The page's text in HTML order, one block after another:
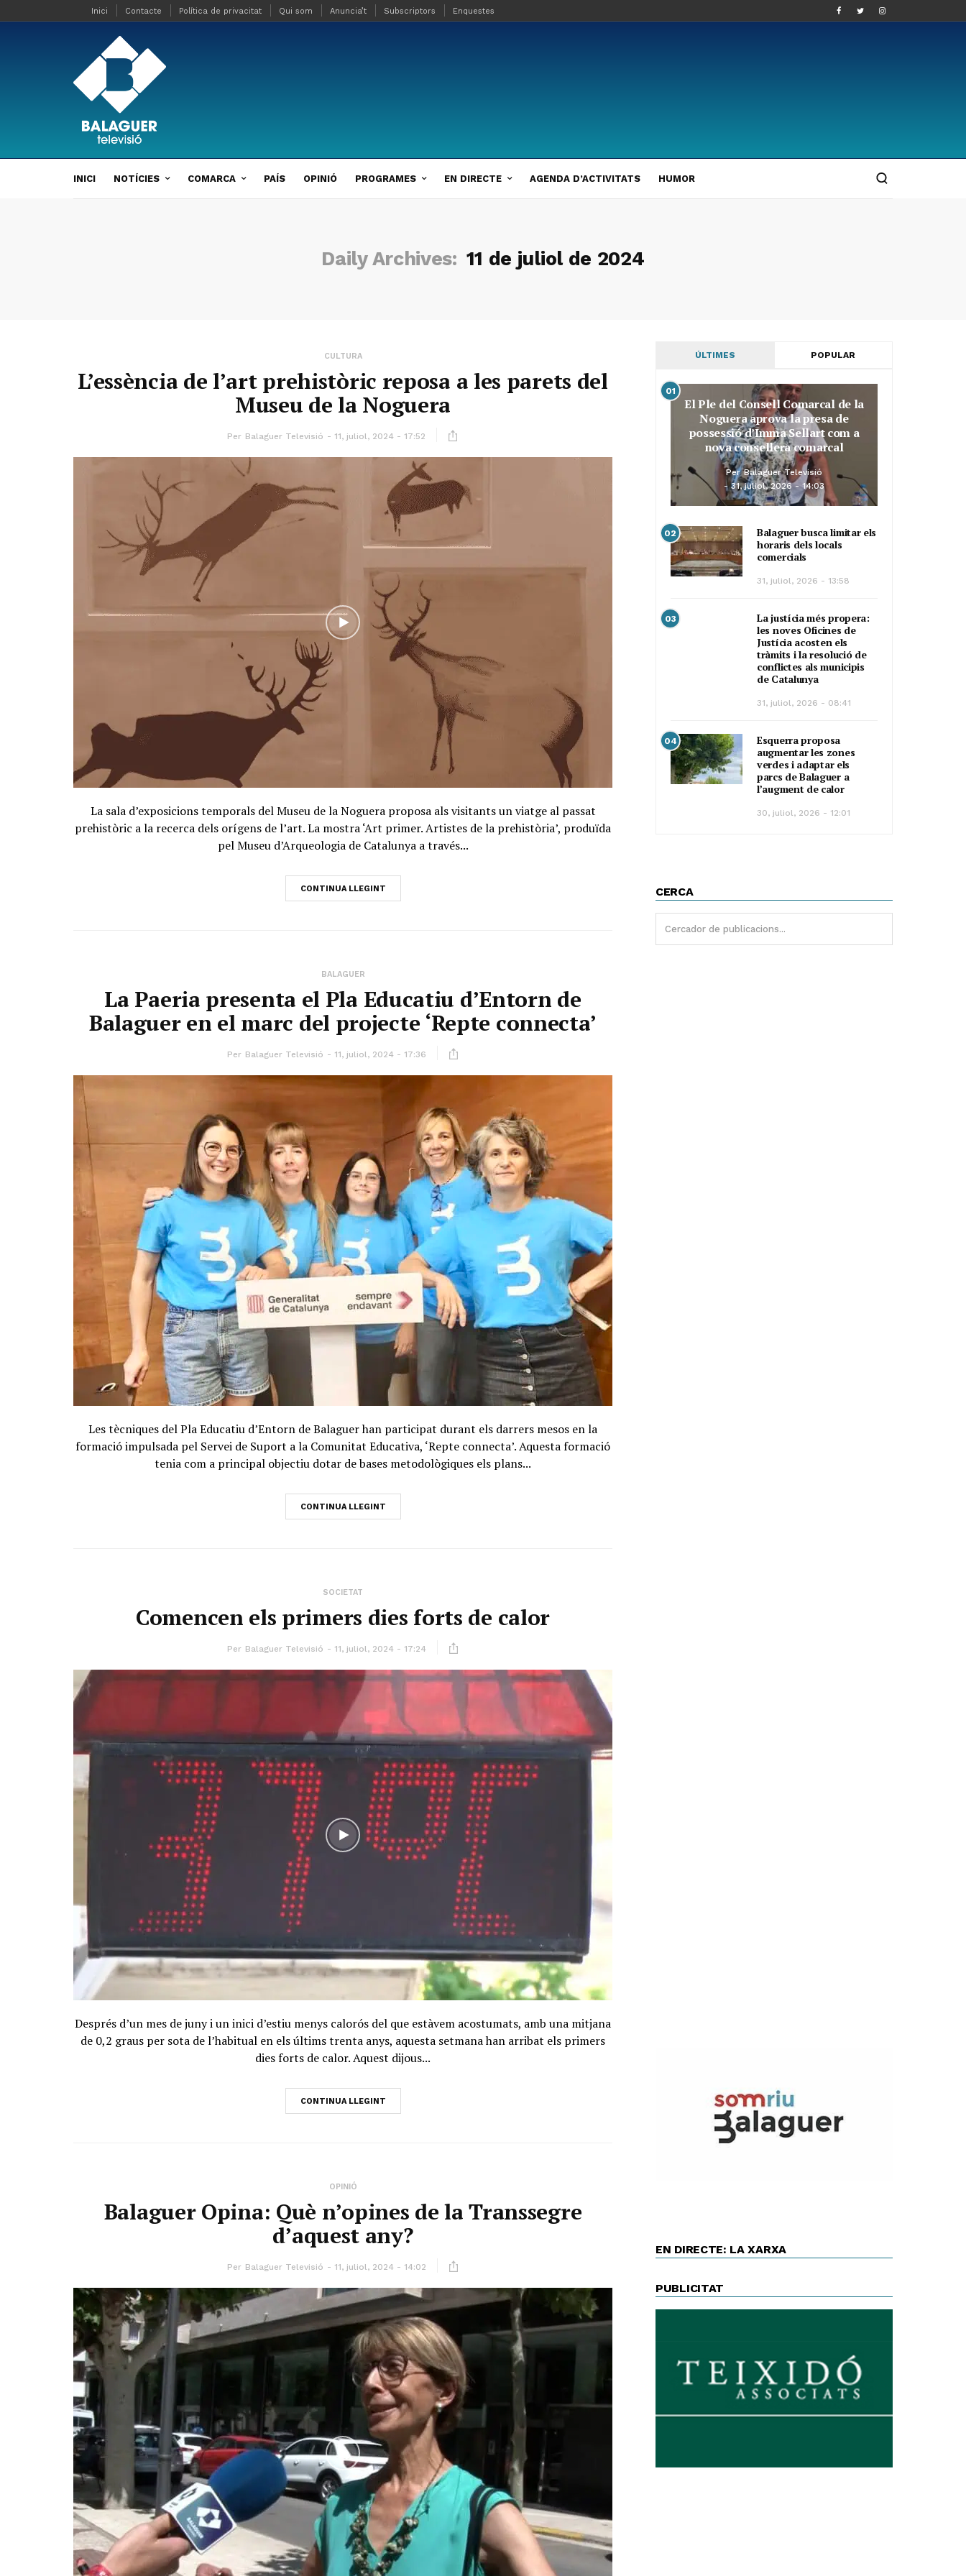
Inici Contacte Política de privacitat Qui som Anuncia’t Subscriptors Enquestes
INICI NOTÍCIES COMARCA PAÍS OPINIÓ PROGRAMES EN DIRECTE AGENDA D’ACTIVITATS HUMOR
Daily Archives: 11 de juliol de 2024
CULTURA
L’essència de l’art prehistòric reposa a les parets del
Museu de la Noguera
Per Balaguer Televisió 11, juliol, 2024 - 17:52
La sala d’exposicions temporals del Museu de la Noguera proposa als visitants un viatge al passat
prehistòric a la recerca dels orígens de l’art. La mostra ‘Art primer. Artistes de la prehistòria’, produïda
pel Museu d’Arqueologia de Catalunya a través...
CONTINUA LLEGINT
BALAGUER
La Paeria presenta el Pla Educatiu d’Entorn de
Balaguer en el marc del projecte ‘Repte connecta’
Per Balaguer Televisió 11, juliol, 2024 - 17:36
Les tècniques del Pla Educatiu d’Entorn de Balaguer han participat durant els darrers mesos en la
formació impulsada pel Servei de Suport a la Comunitat Educativa, ‘Repte connecta’. Aquesta formació
tenia com a principal objectiu dotar de bases metodològiques els plans...
CONTINUA LLEGINT
SOCIETAT
Comencen els primers dies forts de calor
Per Balaguer Televisió 11, juliol, 2024 - 17:24
Després d’un mes de juny i un inici d’estiu menys calorós del que estàvem acostumats, amb una mitjana
de 0,2 graus per sota de l’habitual en els últims trenta anys, aquesta setmana han arribat els primers
dies forts de calor. Aquest dijous...
CONTINUA LLEGINT
OPINIÓ
Balaguer Opina: Què n’opines de la Transsegre
d’aquest any?
Per Balaguer Televisió 11, juliol, 2024 - 14:02
ÚLTIMES POPULAR
01
El Ple del Consell Comarcal de la
Noguera aprova la presa de
possessió d’Imma Sellart com a
nova consellera comarcal
Per Balaguer Televisió
31, juliol, 2026 - 14:03
02
Balaguer busca limitar els
horaris dels locals
comercials
31, juliol, 2026 - 13:58
03
La justícia més propera:
les noves Oficines de
Justícia acosten els
tràmits i la resolució de
conflictes als municipis
de Catalunya
31, juliol, 2026 - 08:41
04
Esquerra proposa
augmentar les zones
verdes i adaptar els
parcs de Balaguer a
l’augment de calor
30, juliol, 2026 - 12:01
CERCA
EN DIRECTE: LA XARXA
PUBLICITAT